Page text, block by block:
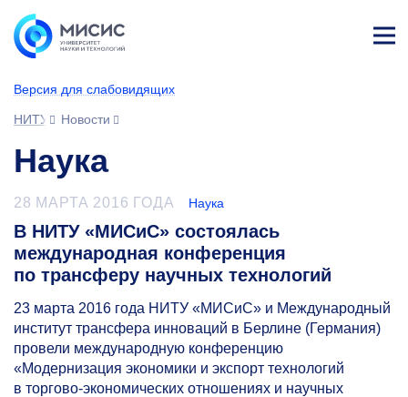
Версия для слабовидящих
НИТУ МИСИС
Новости
Наука
28 МАРТА 2016 ГОДА Наука
В НИТУ «МИСиС» состоялась
международная конференция
по трансферу научных технологий
23 марта 2016 года НИТУ «МИСиС» и Международный
институт трансфера инноваций в Берлине (Германия)
провели международную конференцию
«Модернизация экономики и экспорт технологий
в торгово-экономических отношениях и научных